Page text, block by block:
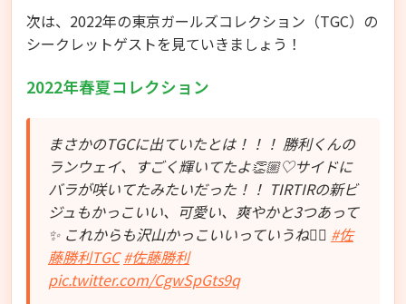
次は、2022年の東京ガールズコレクション（TGC）の
シークレットゲストを見ていきましょう！
2022年春夏コレクション
まさかのTGCに出ていたとは！！！ 勝利くんの
ランウェイ、すごく輝いてたよ👏🏼♡サイドに
バラが咲いてたみたいだった！！ TIRTIRの新ビ
ジュもかっこいい、可愛い、爽やかと3つあって
✨ これからも沢山かっこいいっていうね✌🏻 #佐
藤勝利TGC #佐藤勝利
pic.twitter.com/CgwSpGts9q